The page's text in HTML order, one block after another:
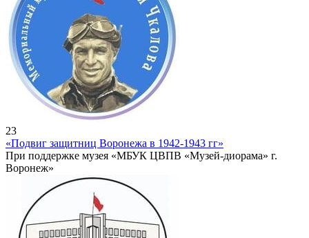
23
«Подвиг защитниц Воронежа в 1942-1943 гг»
При поддержке музея «МБУК ЦВПВ «Музей-диорама» г.
Воронеж»